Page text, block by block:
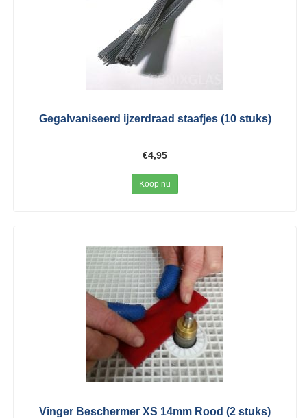
Gegalvaniseerd ijzerdraad staafjes (10 stuks)
€4,95
Koop nu
Vinger Beschermer XS 14mm Rood (2 stuks)